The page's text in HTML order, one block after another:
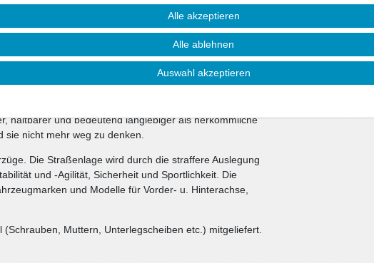
Produktsicherheit
sind aus dem speziellen Material "Polyurethane"
haltbarer und bedeutend langlebiger als herkömmliche
nicht mehr weg zu denken.
Die Straßenlage wird durch die straffere Auslegung
und -Agilität, Sicherheit und Sportlichkeit. Die
und Modelle für Vorder- u. Hinterachse,
Muttern, Unterlegscheiben etc.) mitgeliefert.
Alle akzeptieren
Alle ablehnen
Auswahl akzeptieren